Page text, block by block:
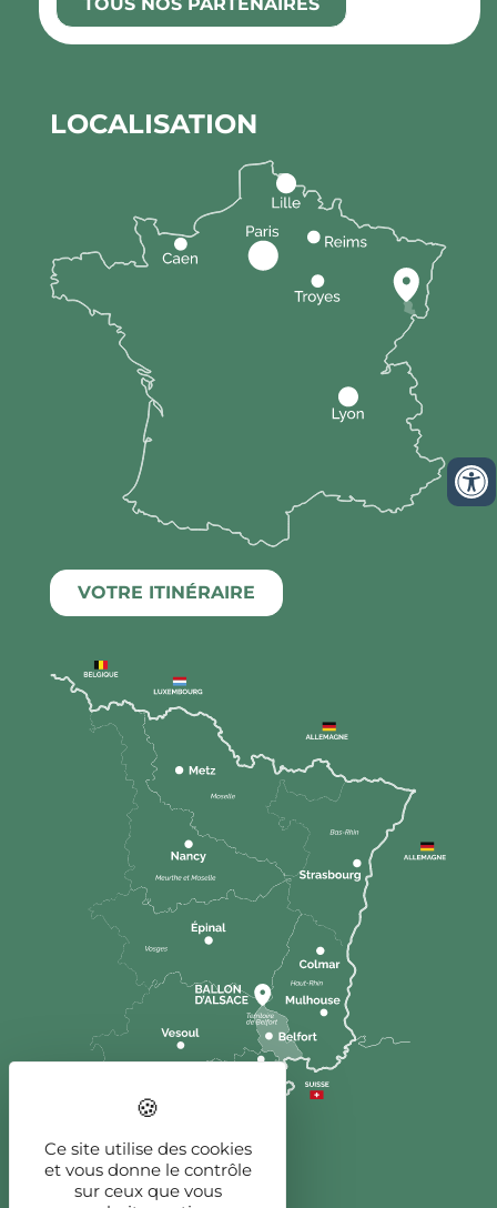
TOUS NOS PARTENAIRES
LOCALISATION
VOTRE ITINÉRAIRE
Ce site utilise des cookies
et vous donne le contrôle
sur ceux que vous